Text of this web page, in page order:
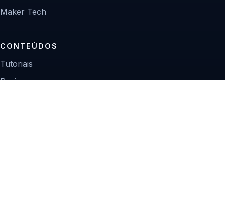
Maker Tech
CONTEÚDOS
Tutoriais
Reviews